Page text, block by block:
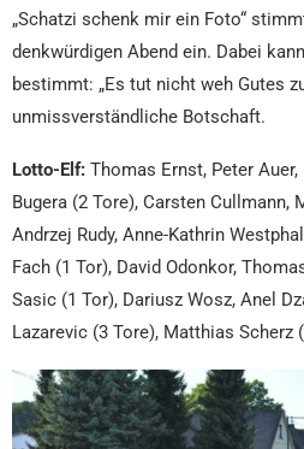
„Schatzi schenk mir ein Foto“
denkwürdigen Abend ein. Dabei
bestimmt: „Es tut nicht weh Gutes
unmissverständliche Botschaft.
Lotto-Elf: Thomas Ernst, Peter
Bugera (2 Tore), Carsten Cullmann,
Andrzej Rudy, Anne-Kathrin
Fach (1 Tor), David Odonkor,
Sasic (1 Tor), Dariusz Wosz, Anel
Lazarevic (3 Tore), Matthias Scherz